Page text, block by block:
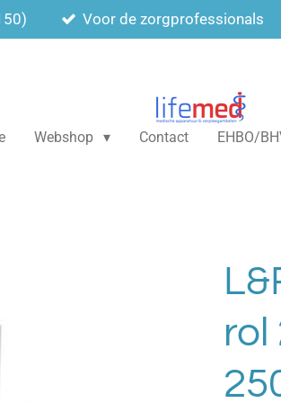
Voor de zorgprofessionals
Webshop Contact EHBO/
rol